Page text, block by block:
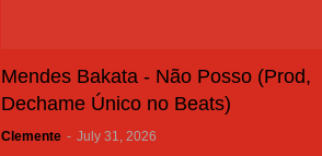
Mendes Bakata - Não Posso (Prod,
Dechame Único no Beats)
Clemente - July 31, 2026